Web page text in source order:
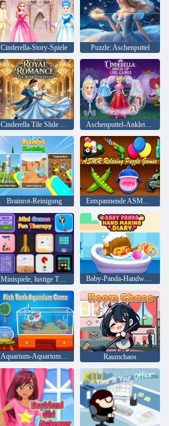
Cinderella-Story-Spiele Puzzle: Aschenputtel
Brainrot-Reinigung Entspannende ASMR-Puzzlespiele
Minispiele, lustige Therapie Baby-Panda-Handwerkstagebuch
Aquarium-Aquarium-Spiel Raumchaos